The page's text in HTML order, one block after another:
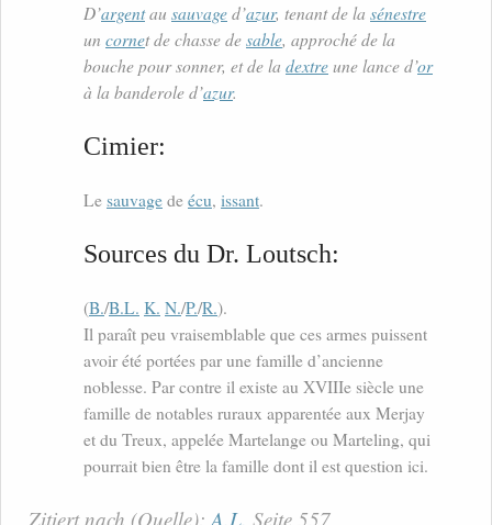
D’argentau sauvaged’azur, tenant de la sénestre
un cornet de chasse desable, approché de la
bouche pour sonner, et de la dextreune lance d’or
à la banderole d’azur.
Cimier:
Le sauvage de écu, issant.
Sources du Dr. Loutsch:
(B./B.L. K. N./P./R.).
Il paraît peu vraisemblable que ces armes puissent
avoir été portées par une famille d’ancienne
noblesse. Par contre il existe au XVIIIe siècle une
famille de notables ruraux apparentée aux Merjay
et du Treux, appelée Martelange ou Marteling, qui
pourrait bien être la famille dont il est question ici.
Zitiert nach (Quelle):A.L. Seite 557